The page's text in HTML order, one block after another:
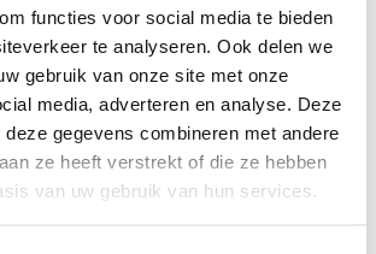
functies voor social media te bieden
te analyseren. Ook delen we
gebruik van onze site met onze
media, adverteren en analyse. Deze
deze gegevens combineren met andere
ze heeft verstrekt of die ze hebben
van uw gebruik van hun services.